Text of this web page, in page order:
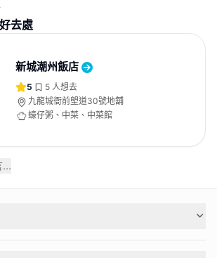
去處
新城潮州飯店
5 5 人想去
九龍城衙前塱道30號地舖
蠔仔粥、中菜、中菜館